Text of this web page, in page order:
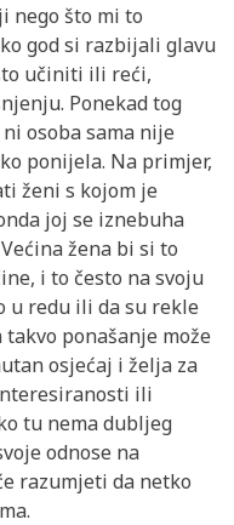
nego što mi to
god si razbijali glavu
učiniti ili reći,
Ponekad tog
osoba sama nije
ponijela. Na primjer,
ženi s kojom je
joj se iznebuha
žena bi si to
i to često na svoju
u redu ili da su rekle
ponašanje može
osjećaj i želja za
ili
tu nema dubljeg
odnose na
razumjeti da netko